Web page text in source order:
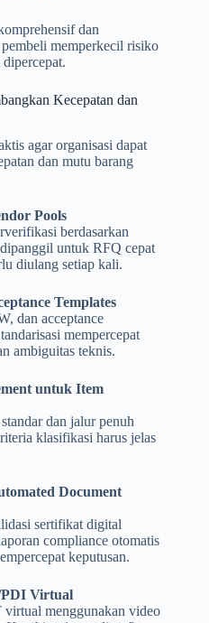
dan
memperkecil risiko
Kecepatan dan
agar organisasi dapat
dan mutu barang
Pools
berdasarkan
untuk RFQ cepat
diulang setiap kali.
Templates
dan acceptance
mempercepat
ambiguitas teknis.
untuk Item
dan jalur penuh
klasifikasi harus jelas
Document
sertifikat digital
compliance otomatis
keputusan.
PDI Virtual
menggunakan video